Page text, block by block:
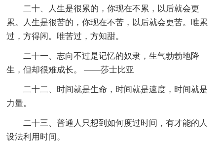
二十、人生是很累的，你现在不累，以后就会更
累。人生是很苦的，你现在不苦，以后就会更苦。唯累
过，方得闲。唯苦过，方知甜。
二十一、志向不过是记忆的奴隶，生气勃勃地降
生，但却很难成长。 ——莎士比亚
二十二、时间就是生命，时间就是速度，时间就是
力量。
二十三、普通人只想到如何度过时间，有才能的人
设法利用时间。